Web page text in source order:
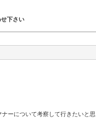
下さい
ーについて考察して行きたいと思